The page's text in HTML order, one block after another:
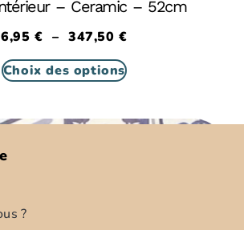
– Ceramic – 52cm
6,95€ – 347,50€
Choix des options
?